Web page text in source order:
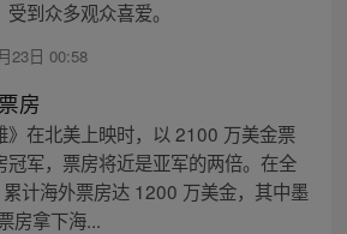
到众多观众喜爱。
23日 00:58
房
》在北美上映时，以 2100 万美金票
冠军，票房将近是亚军的两倍。在全
计海外票房达 1200 万美金，其中墨
房拿下海...